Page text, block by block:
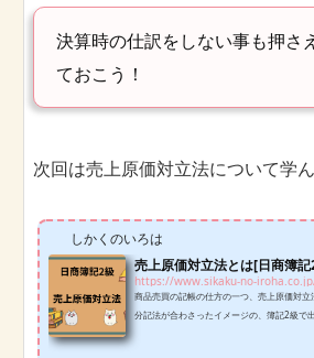
決算時の仕訳をしない事も押さえ
ておこう！
次回は売上原価対立法について学ん
しかくのいろは
売上原価対立法とは[日商簿
商品売買の記帳の仕方の一つ、売上原価対
分記法が合わさったイメージの、簿記2級で